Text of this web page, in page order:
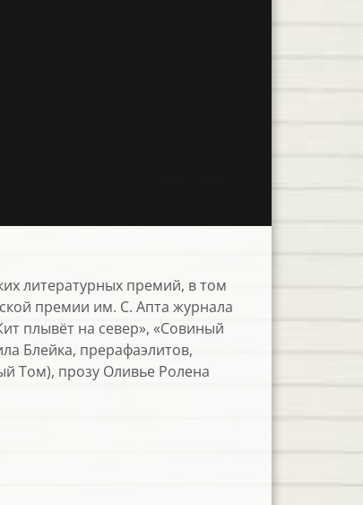
литературных премий, в том
премии им. С. Апта журнала
плывёт на север», «Совиный
Блейка, прерафаэлитов,
Том), прозу Оливье Ролена